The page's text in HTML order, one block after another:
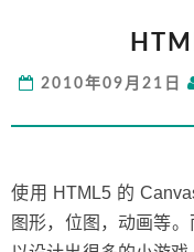
2010年09月21日
使用 HTML5 的
图形，位图，动画等